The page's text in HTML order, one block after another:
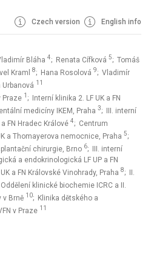
Czech version English info
Bláha 4; Renata Cífková 5; Tomáš
Kraml 8; Hana Rosolová 9; Vladimír
11
Praze 1 ; Interní klinika 2. LF UK a FN
medicíny IKEM, Praha 3; III. interní
FN Hradec Králové 4; Centrum
a Thomayerova nemocnice, Praha 5;
chirurgie, Brno 6; III. interní
a endokrinologická LF UP a FN
a FN Královské Vinohrady, Praha 8; II.
klinické biochemie ICRC a II.
v Brně 10; Klinika dětského a
v Praze 11